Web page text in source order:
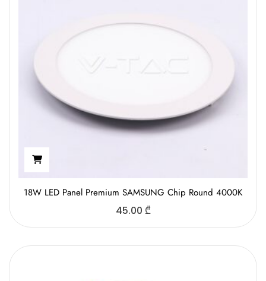
18W LED Panel Premium SAMSUNG Chip Round 4000K
45.00 ₾